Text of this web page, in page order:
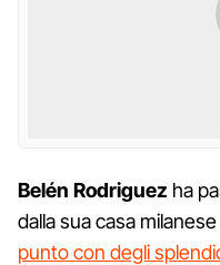
Belén Rodriguez ha
dalla sua casa
punto con degli